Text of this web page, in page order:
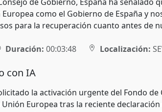
como el Gobierno de España y
para la recuperación cuanto antes de
Duración: 00:03:48 Localización:
con IA
la activación urgente del Fondo
Europea tras la reciente